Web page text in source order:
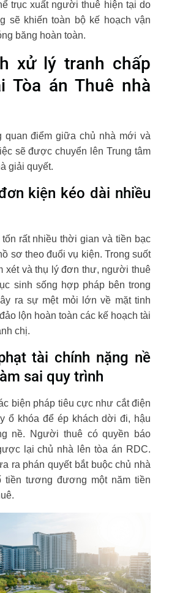
trục xuất người thuê hiện tại do
sẽ khiến toàn bộ kế hoạch vận
băng hoàn toàn.
xử lý tranh chấp
Tòa án Thuê nhà
quan điểm giữa chủ nhà mới và
sẽ được chuyển lên Trung tâm
giải quyết.
kiện kéo dài nhiều
rất nhiều thời gian và tiền bạc
sơ theo đuổi vụ kiện. Trong suốt
xét và thụ lý đơn thư, người thuê
sinh sống hợp pháp bên trong
ra sự mệt mỏi lớn về mặt tinh
lộn hoàn toàn các kế hoạch tài
chị.
tài chính nặng nề
sai quy trình
biện pháp tiêu cực như cắt điện
ổ khóa để ép khách dời đi, hậu
nề. Người thuê có quyền báo
lại chủ nhà lên tòa án RDC.
ra phán quyết bắt buộc chủ nhà
tiền tương đương một năm tiền